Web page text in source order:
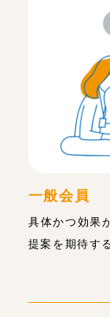
一般会員
具体かつ効果
提案を期待す